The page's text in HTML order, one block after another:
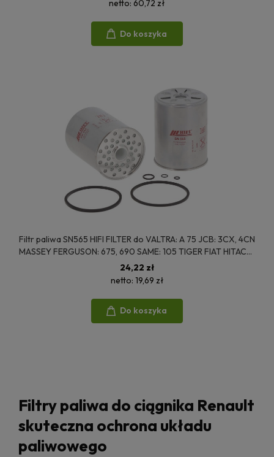
netto: 60,72 zł
Do koszyka
Filtr paliwa SN565 HIFI FILTER do VALTRA: A 75 JCB: 3CX, 4CN
MASSEY FERGUSON: 675, 690 SAME: 105 TIGER FIAT HITACHI:
FT 700, FT 800
24,22 zł
netto: 19,69 zł
Do koszyka
Filtry paliwa do ciągnika Renault
skuteczna ochrona układu
paliwowego